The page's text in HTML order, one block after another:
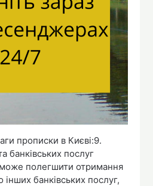
прописки в Києві:9.
банківських послуг
може полегшити отримання
інших банківських послуг,